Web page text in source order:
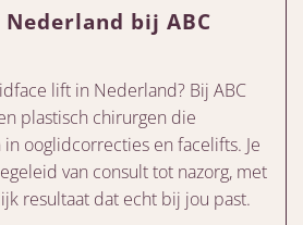
bij ABC
lift in Nederland? Bij ABC
plastisch chirurgen die
ooglidcorrecties en facelifts. Je
van consult tot nazorg, met
resultaat dat echt bij jou past.